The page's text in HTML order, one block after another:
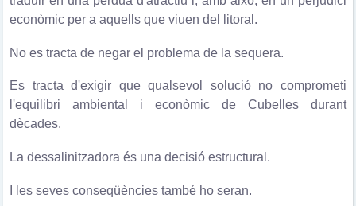
econòmic per a aquells que viuen del litoral.
No es tracta de negar el problema de la sequera.
Es tracta d'exigir que qualsevol solució no comprometi
l'equilibri ambiental i econòmic de Cubelles durant
dècades.
La dessalinitzadora és una decisió estructural.
I les seves conseqüències també ho seran.